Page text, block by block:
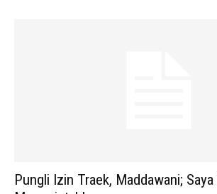
Pungli Izin Traek, Maddawani;